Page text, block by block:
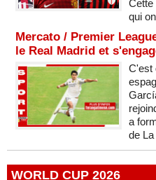
Cette
qui
Mercato / Premier
le Real Madrid et
C'est
a
de
WORLD CUP 2026